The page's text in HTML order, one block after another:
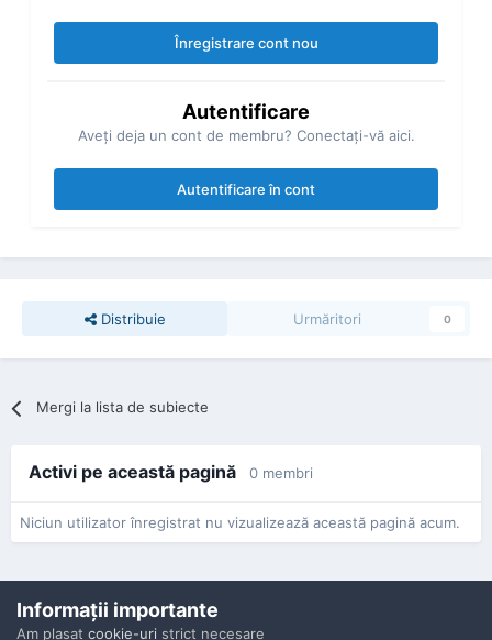
Înregistrare cont nou
Autentificare
Aveţi deja un cont de membru? Conectaţi-vă aici.
Autentificare în cont
Distribuie Urmăritori 0
Mergi la lista de subiecte
Activi pe această pagină 0 membri
Niciun utilizator înregistrat nu vizualizează această pagină acum.
Informaţii importante
Am plasat cookie-uri strict necesare